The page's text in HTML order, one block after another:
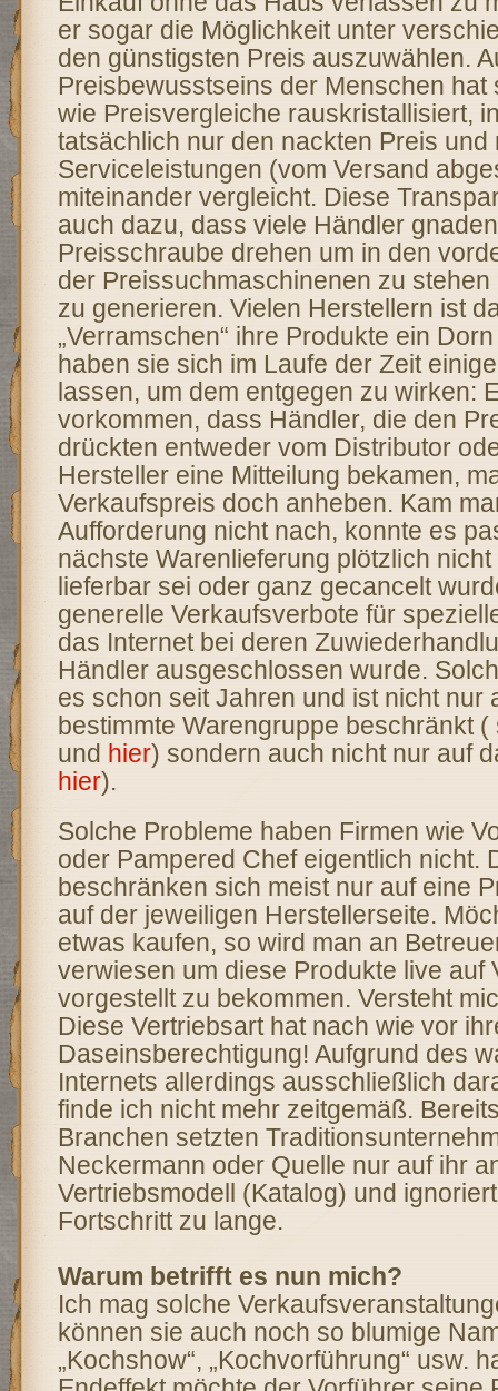
er sogar die Möglichkeit unter
den günstigsten Preis auszuwählen.
Preisbewusstseins der Menschen hat
wie Preisvergleiche rauskristallisiert,
tatsächlich nur den nackten Preis und
Serviceleistungen (vom Versand
miteinander vergleicht. Diese
auch dazu, dass viele Händler
Preisschraube drehen um in den
der Preissuchmaschinenen zu
zu generieren. Vielen Herstellern ist
„Verramschen“ ihre Produkte ein
haben sie sich im Laufe der Zeit
lassen, um dem entgegen zu wirken:
vorkommen, dass Händler, die den
drückten entweder vom Distributor
Hersteller eine Mitteilung bekamen,
Verkaufspreis doch anheben. Kam
Aufforderung nicht nach, konnte es
nächste Warenlieferung plötzlich
lieferbar sei oder ganz gecancelt
generelle Verkaufsverbote für
das Internet bei deren
Händler ausgeschlossen wurde.
es schon seit Jahren und ist nicht nur
bestimmte Warengruppe beschränkt
und hier) sondern auch nicht nur auf
hier).
Solche Probleme haben Firmen wie
oder Pampered Chef eigentlich nicht.
beschränken sich meist nur auf eine
auf der jeweiligen Herstellerseite.
etwas kaufen, so wird man an
verwiesen um diese Produkte live auf
vorgestellt zu bekommen. Versteht
Diese Vertriebsart hat nach wie vor
Daseinsberechtigung! Aufgrund des
Internets allerdings ausschließlich
finde ich nicht mehr zeitgemäß.
Branchen setzten
Neckermann oder Quelle nur auf ihr
Vertriebsmodell (Katalog) und
Fortschritt zu lange.
Warum betrifft es nun mich?
Ich mag solche
können sie auch noch so blumige
„Kochshow“, „Kochvorführung“ usw.